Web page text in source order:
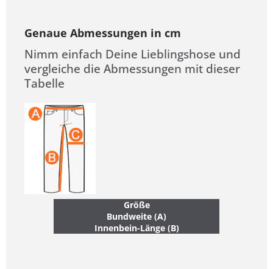
Genaue Abmessungen in cm
Nimm einfach Deine Lieblingshose und
vergleiche die Abmessungen mit dieser
Tabelle
Größe
Bundweite (A)
Innenbein-Länge (B)